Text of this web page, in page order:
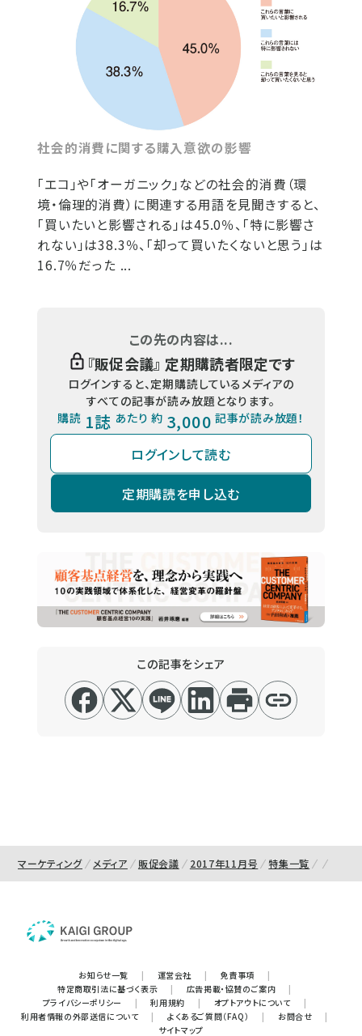
社会的消費に関する購入意欲の影響
「エコ」や「オーガニック」などの社会的消費（環
境・倫理的消費）に関連する用語を見聞きすると、
「買いたいと影響される」は45.0％、「特に影響さ
れない」は38.3％、「却って買いたくないと思う」は
16.7％だった ...
この先の内容は...
『販促会議』 定期購読者限定です
ログインすると、定期購読しているメディアの
すべての記事が読み放題となります。
購読 1誌 あたり 約 3,000 記事が読み放題！
ログインして読む
定期購読を申し込む
この記事をシェア
マーケティング メディア 販促会議 2017年11月号 特集一覧
お知らせ一覧 | 運営会社 | 免責事項
|
特定商取引法に基づく表示
| 広告掲載・協賛のご案内
|
プライバシーポリシー
| 利用規約 | オプトアウトについて
|
利用者情報の外部送信について
| よくあるご質問（FAQ） | お問合せ
|
サイトマップ